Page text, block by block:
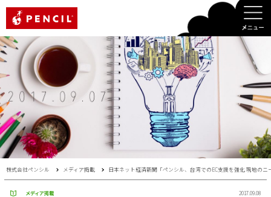
株式会社ペンシル メディア掲載 日本ネット経済新聞「ペンシル、台湾でのEC支援を強化 現地の
メディア掲載 2017.09.08